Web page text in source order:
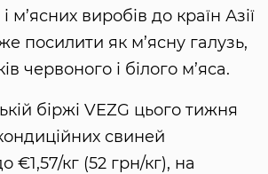
м’ясних виробів до країн Азії
посилити як м’ясну галузь,
червоного і білого м’яса.
біржі VEZG цього тижня
свиней
€1,57/кг (52 грн/кг), на